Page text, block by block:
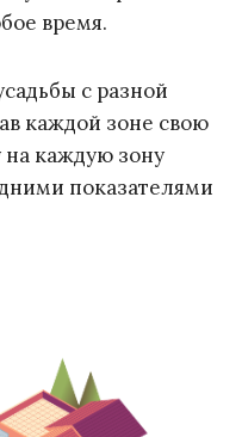
время.
с разной
каждой зоне свою
каждую зону
показателями